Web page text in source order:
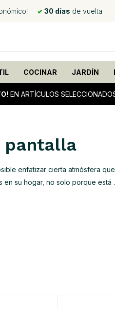
30 días de vuelta
COCINAR JARDÍN
EN ARTÍCULOS
pantalla
enfatizar cierta atmósfera
su hogar, no solo porque está